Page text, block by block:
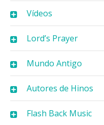
Vídeos
Lord’s Prayer
Mundo Antigo
Autores de Hinos
Flash Back Music